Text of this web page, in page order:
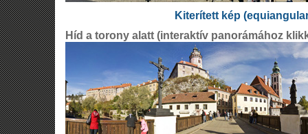
Kiterített kép
Híd a torony alatt (interaktív panorámához